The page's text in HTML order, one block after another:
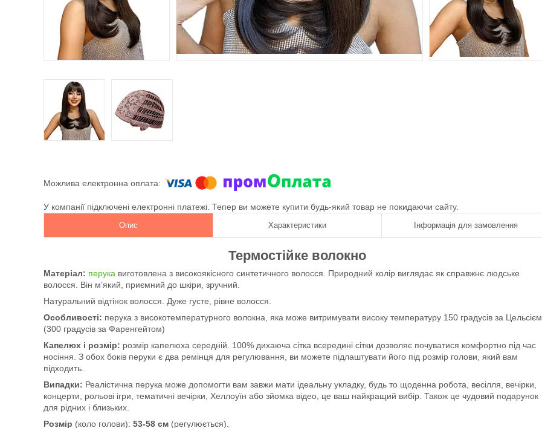
У компанії підключені електронні платежі. Тепер ви можете купити будь-який товар не покидаючи сайту.
Опис Характеристики Інформація для замовлення
Термостійке волокно
Матеріал: перука виготовлена з високоякісного синтетичного волосся. Природний колір виглядає як справжнє людське
волосся. Він м’який, приємний до шкіри, зручний.
Натуральний відтінок волосся. Дуже густе, рівне волосся.
Особливості: перука з високотемпературного волокна, яка може витримувати високу температуру 150 градусів за Цельсієм
(300 градусів за Фаренгейтом)
Капелюх і розмір: розмір капелюха середній. 100% дихаюча сітка всередині сітки дозволяє почуватися комфортно під час
носіння. З обох боків перуки є два ремінця для регулювання, ви можете підлаштувати його під розмір голови, який вам
підходить.
Випадки: Реалістична перука може допомогти вам завжи мати ідеальну укладку, будь то щоденна робота, весілля, вечірки,
концерти, рольові ігри, тематичні вечірки, Хеллоуїн або зйомка відео, це ваш найкращий вибір. Також це чудовий подарунок
для рідних і близьких.
Розмір (коло голови): 53-58 см (регулюється).